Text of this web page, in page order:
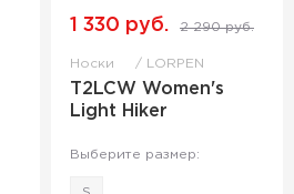
1 330 руб. 2 290 руб.
Носки LORPEN
T2LCW Women's
Light Hiker
Выберите размер: